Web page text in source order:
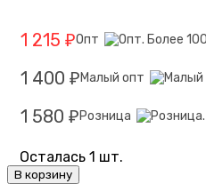
1 215 ₽Опт
1 400 ₽ Малый опт
1 580 ₽ Розница
Осталась 1 шт.
В корзину